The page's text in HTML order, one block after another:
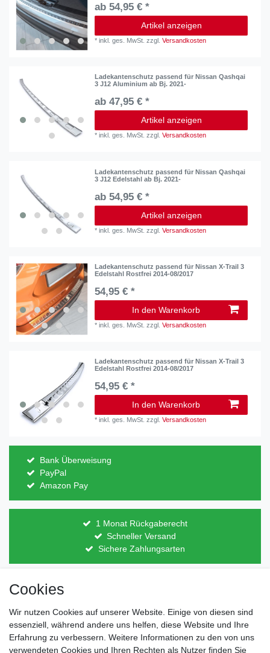
ab 54,95 € *
Artikel anzeigen
*inkl. ges. MwSt. zzgl.Versandkosten
Ladekantenschutz passend für Nissan Qashqai
3 J12 Aluminium ab Bj. 2021-
ab 47,95 € *
Artikel anzeigen
*inkl. ges. MwSt. zzgl.Versandkosten
Ladekantenschutz passend für Nissan Qashqai
3 J12 Edelstahl ab Bj. 2021-
ab 54,95 € *
Artikel anzeigen
*inkl. ges. MwSt. zzgl.Versandkosten
Ladekantenschutz passend für Nissan X-Trail 3
Edelstahl Rostfrei 2014-08/2017
54,95 € *
In den Warenkorb
*inkl. ges. MwSt. zzgl.Versandkosten
Ladekantenschutz passend für Nissan X-Trail 3
Edelstahl Rostfrei 2014-08/2017
54,95 € *
In den Warenkorb
*inkl. ges. MwSt. zzgl.Versandkosten
Bank Überweisung
PayPal
Amazon Pay
1 Monat Rückgaberecht
Schneller Versand
Sichere Zahlungsarten
Direkt vom Hersteller
Lagerware
Cookies
Wir nutzen Cookies auf unserer Website. Einige von diesen sind
essenziell, während andere uns helfen, diese Website und Ihre
Erfahrung zu verbessern. Weitere Informationen zu den von uns
verwendeten Cookies und Ihren Rechten als Nutzer finden Sie